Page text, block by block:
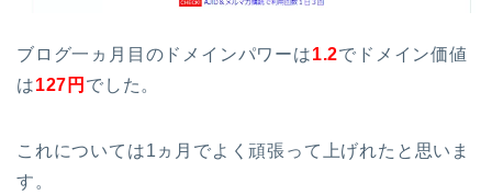
ブログ一ヵ月目のドメインパワーは1.2でドメイン価値
は127円 でした。
これについては1ヵ月でよく頑張って上げれたと思いま
す。